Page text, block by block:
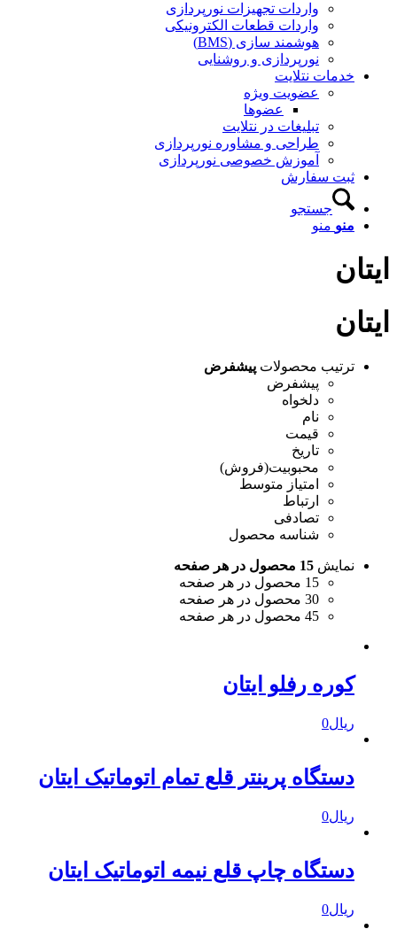
واردات تجهیزات نورپردازی
واردات قطعات الکترونیکی
هوشمند سازی (BMS)
نورپردازی و روشنایی
خدمات نتلایت
عضویت ویژه
عضوها
تبلیغات در نتلایت
طراحی و مشاوره نورپردازی
آموزش خصوصی نورپردازی
ثبت سفارش
جستجو
منو منو
ایتان
ایتان
ترتیب محصولات پیشفرض
پیشفرض
دلخواه
نام
قیمت
تاریخ
محبوبیت(فروش)
امتیاز متوسط
ارتباط
تصادفی
شناسه محصول
نمایش 15 محصول در هر صفحه
15 محصول در هر صفحه
30 محصول در هر صفحه
45 محصول در هر صفحه
کوره رفلو ایتان
ریال0
دستگاه پرینتر قلع تمام اتوماتیک ایتان
ریال0
دستگاه چاپ قلع نیمه اتوماتیک ایتان
ریال0